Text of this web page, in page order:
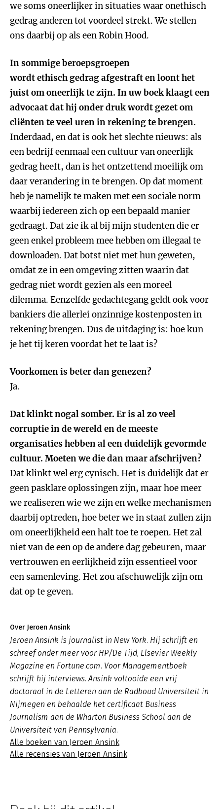
we soms oneerlijker in situaties waar onethisch
gedrag anderen tot voordeel strekt. We stellen
ons daarbij op als een Robin Hood.
In sommige beroepsgroepen
wordt ethisch gedrag afgestraft en loont het
juist om oneerlijk te zijn. In uw boek klaagt een
advocaat dat hij onder druk wordt gezet om
cliënten te veel uren in rekening te brengen.
Inderdaad, en dat is ook het slechte nieuws: als
een bedrijf eenmaal een cultuur van oneerlijk
gedrag heeft, dan is het ontzettend moeilijk om
daar verandering in te brengen. Op dat moment
heb je namelijk te maken met een sociale norm
waarbij iedereen zich op een bepaald manier
gedraagt. Dat zie ik al bij mijn studenten die er
geen enkel probleem mee hebben om illegaal te
downloaden. Dat botst niet met hun geweten,
omdat ze in een omgeving zitten waarin dat
gedrag niet wordt gezien als een moreel
dilemma. Eenzelfde gedachtegang geldt ook voor
bankiers die allerlei onzinnige kostenposten in
rekening brengen. Dus de uitdaging is: hoe kun
je het tij keren voordat het te laat is?
Voorkomen is beter dan genezen?
Ja.
Dat klinkt nogal somber. Er is al zo veel
corruptie in de wereld en de meeste
organisaties hebben al een duidelijk gevormde
cultuur. Moeten we die dan maar afschrijven?
Dat klinkt wel erg cynisch. Het is duidelijk dat er
geen pasklare oplossingen zijn, maar hoe meer
we realiseren wie we zijn en welke mechanismen
daarbij optreden, hoe beter we in staat zullen zijn
om oneerlijkheid een halt toe te roepen. Het zal
niet van de een op de andere dag gebeuren, maar
vertrouwen en eerlijkheid zijn essentieel voor
een samenleving. Het zou afschuwelijk zijn om
dat op te geven.
Over Jeroen Ansink
Jeroen Ansink is journalist in New York. Hij schrijft en
schreef onder meer voor HP/De Tijd, Elsevier Weekly
Magazine en Fortune.com. Voor Managementboek
schrijft hij interviews. Ansink voltooide een vrij
doctoraal in de Letteren aan de Radboud Universiteit in
Nijmegen en behaalde het certificaat Business
Journalism aan de Wharton Business School aan de
Universiteit van Pennsylvania.
Alle boeken van Jeroen Ansink
Alle recensies van Jeroen Ansink